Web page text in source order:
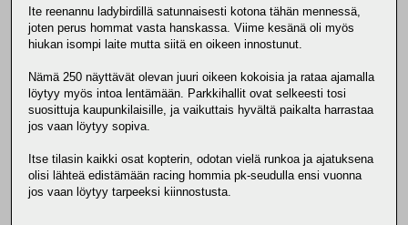
Ite reenannu ladybirdillä satunnaisesti kotona tähän mennessä,
joten perus hommat vasta hanskassa. Viime kesänä oli myös
hiukan isompi laite mutta siitä en oikeen innostunut.
Nämä 250 näyttävät olevan juuri oikeen kokoisia ja rataa ajamalla
löytyy myös intoa lentämään. Parkkihallit ovat selkeesti tosi
suosittuja kaupunkilaisille, ja vaikuttais hyvältä paikalta harrastaa
jos vaan löytyy sopiva.
Itse tilasin kaikki osat kopterin, odotan vielä runkoa ja ajatuksena
olisi lähteä edistämään racing hommia pk-seudulla ensi vuonna
jos vaan löytyy tarpeeksi kiinnostusta.